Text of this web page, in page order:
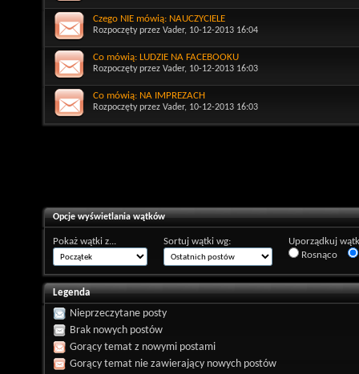
Czego NIE mówią: NAUCZYCIELE
Rozpoczęty przez Vader, 10-12-2013 16:04
Co mówią: LUDZIE NA FACEBOOKU
Rozpoczęty przez Vader, 10-12-2013 16:03
Co mówią: NA IMPREZACH
Rozpoczęty przez Vader, 10-12-2013 16:03
Opcje wyświetlania wątków
Pokaż wątki z... Sortuj wątki wg:
Uporządkuj
Rosnąco
Legenda
Nieprzeczytane posty
Brak nowych postów
Gorący temat z nowymi postami
Gorący temat nie zawierający nowych postów